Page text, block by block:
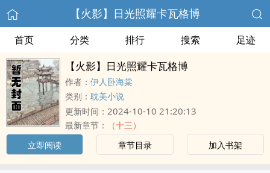
【火影】日光照耀卡瓦格博
首页 分类 排行 搜索 足迹
【火影】日光照耀卡瓦格博
作者： 伊人卧海棠
类别： 耽美小说
更新时间： 2024-10-10 21:20:13
最新章节：
（十三）
立即阅读
章节目录 加入书架